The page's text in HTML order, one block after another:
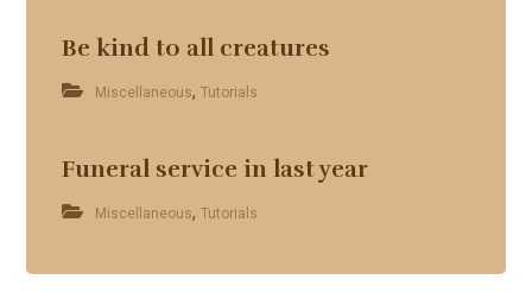
Be kind to all creatures
Miscellaneous,Tutorials
Funeral service in last year
Miscellaneous,Tutorials